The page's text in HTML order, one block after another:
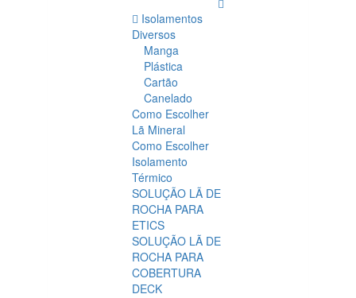
Isolamentos
Diversos
Manga
Plástica
Cartão
Canelado
Como Escolher
Lã Mineral
Como Escolher
Isolamento
Térmico
SOLUÇÃO LÃ DE
ROCHA PARA
ETICS
SOLUÇÃO LÃ DE
ROCHA PARA
COBERTURA
DECK